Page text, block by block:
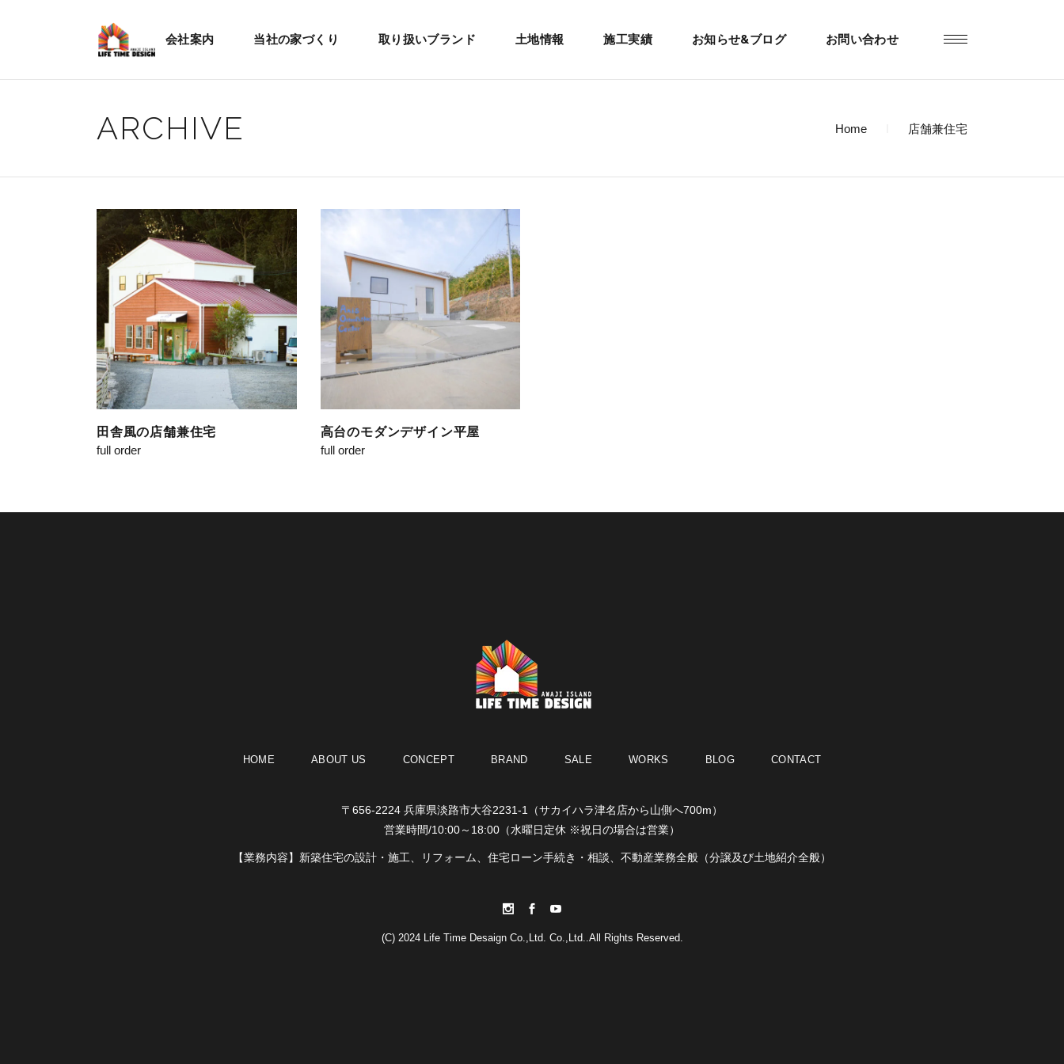
会社案内 当社の家づくり 取り扱いブランド 土地情報 施工実績 お知らせ&ブログ お問い合わせ
ARCHIVE Home 店舗兼住宅
田舎風の店舗兼住宅
full order
高台のモダンデザイン平屋
full order
HOME ABOUT US CONCEPT BRAND SALE WORKS BLOG CONTACT
〒656-2224 兵庫県淡路市大谷2231-1
（サカイハラ津名店から山側へ700m）
営業時間/10:00～18:00 （水曜日定休 ※祝日の場合は営業）
【業務内容】 新築住宅の設計・施工、リフォーム、 住宅ローン手続き・相談、 不動産業務全般（分譲及び土地紹介全般）
(C) 2024 Life Time Desaign Co.,Ltd. Co.,Ltd..All Rights Reserved.